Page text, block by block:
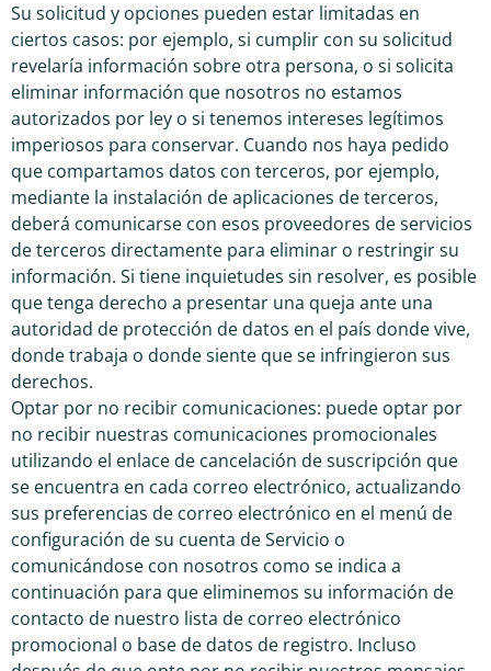
Su solicitud y opciones pueden estar limitadas en
ciertos casos: por ejemplo, si cumplir con su solicitud
revelaría información sobre otra persona, o si solicita
eliminar información que nosotros no estamos
autorizados por ley o si tenemos intereses legítimos
imperiosos para conservar. Cuando nos haya pedido
que compartamos datos con terceros, por ejemplo,
mediante la instalación de aplicaciones de terceros,
deberá comunicarse con esos proveedores de servicios
de terceros directamente para eliminar o restringir su
información. Si tiene inquietudes sin resolver, es posible
que tenga derecho a presentar una queja ante una
autoridad de protección de datos en el país donde vive,
donde trabaja o donde siente que se infringieron sus
derechos.
Optar por no recibir comunicaciones: puede optar por
no recibir nuestras comunicaciones promocionales
utilizando el enlace de cancelación de suscripción que
se encuentra en cada correo electrónico, actualizando
sus preferencias de correo electrónico en el menú de
configuración de su cuenta de Servicio o
comunicándose con nosotros como se indica a
continuación para que eliminemos su información de
contacto de nuestro lista de correo electrónico
promocional o base de datos de registro. Incluso